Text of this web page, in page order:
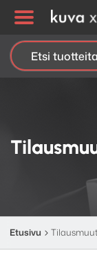
Etsi:
Etusivu